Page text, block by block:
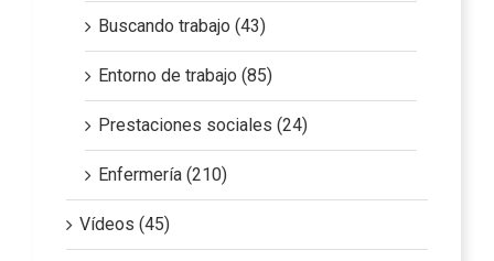
Buscando trabajo (43)
Entorno de trabajo (85)
Prestaciones sociales (24)
Enfermería (210)
Vídeos (45)